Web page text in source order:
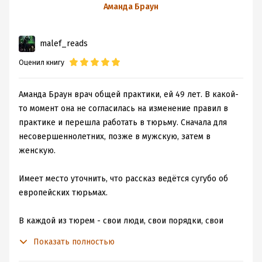
А еще хочется подчеркнуть одну важную мысль,
жизни можно в любом возрасте.
вере и сострадании
Аманда Браун
malef_reads
Оценил книгу
Аманда Браун врач общей практики, ей 49 лет. В какой-
то момент она не согласилась на изменение правил в
практике и перешла работать в тюрьму. Сначала для
несовершеннолетних, позже в мужскую, затем в
женскую.
Имеет место уточнить, что рассказ ведётся сугубо об
европейских тюрьмах.
В каждой из тюрем - свои люди, свои порядки, свои
Показать полностью